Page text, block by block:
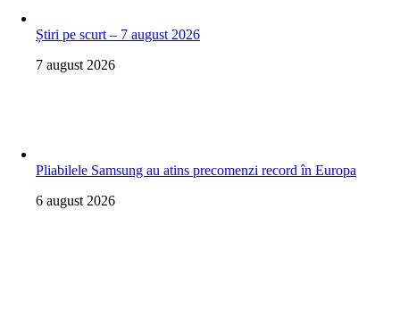
Știri pe scurt – 7 august 2026
7 august 2026
Pliabilele Samsung au atins precomenzi record în Europa
6 august 2026